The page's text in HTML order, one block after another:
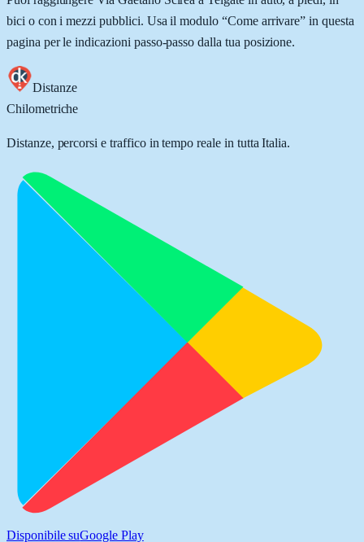
bici o con i mezzi pubblici. Usa il modulo “Come arrivare” in questa
pagina per le indicazioni passo-passo dalla tua posizione.
Distanze
Chilometriche
Distanze, percorsi e traffico in tempo reale in tutta Italia.
Disponibile suGoogle Play